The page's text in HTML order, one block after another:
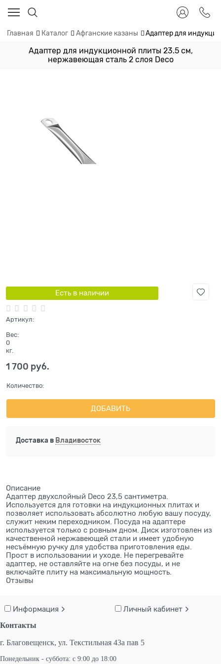
Главная Каталог Афганские казаны Адаптер для
Адаптер для индукционной плиты 23.5 см,
нержавеющая сталь 2 слоя Deco
Есть в наличии
Артикул:
Вес:
0
кг.
1 700 руб.
Количество:
ДОБАВИТЬ
Доставка в Владивосток
Описание
Адаптер двухслойный Deco 23,5 сантиметра.
Используется для готовки на индукционных плитах и
позволяет использовать абсолютно любую вашу посуду,
служит неким переходником. Посуда на адаптере
используется только с ровным дном. Диск изготовлен из
качественной нержавеющей стали и имеет удобную
несъёмную ручку для удобства приготовления еды.
Прост в использовании и уходе. Не перегревайте
адаптер, не оставляйте на огне без посуды, и не
включайте плиту на максимальную мощность.
Отзывы
Информация Личный кабинет
Контакты
г. Благовещенск, ул. Текстильная 43а пав 5
Понедельник - суббота: с 9:00 до 18:00